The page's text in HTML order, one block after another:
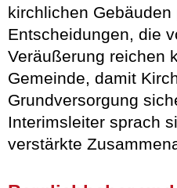
kirchlichen
Entscheidungen, die
Veräußerung reichen
Gemeinde, damit
Grundversorgung
Interimsleiter sprach
verstärkte